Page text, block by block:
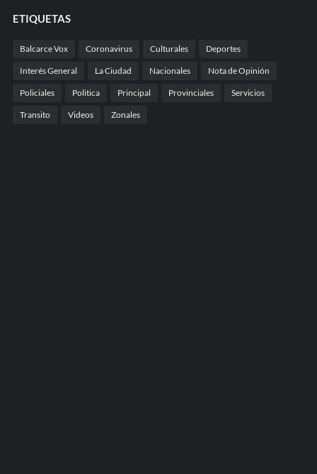
ETIQUETAS
Balcarce Vox Coronavirus Culturales Deportes
Interés General La Ciudad Nacionales Nota de Opinión
Policiales Politica Principal Provinciales Servicios
Transito Videos Zonales